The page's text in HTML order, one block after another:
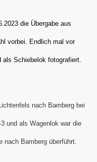
die Übergabe aus
vorbei. Endlich mal vor
Schiebelok fotografiert.
nach Bamberg bei
und als Wagenlok war die
nach Bamberg überführt.